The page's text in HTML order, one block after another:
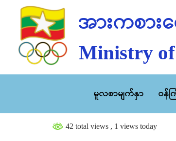
အားကစား
Ministry
မူလစာမျက်နှာ ဝန်က
42 total views , 1 views today